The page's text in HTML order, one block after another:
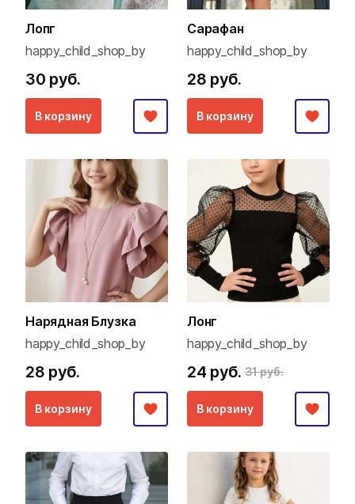
Лопг
happy_child_shop_by
30 руб.
В корзину
Сарафан
happy_child_shop_by
28 руб.
В корзину
Нарядная Блузка
happy_child_shop_by
28 руб.
В корзину
Лонг
happy_child_shop_by
24 руб. 31 руб.
В корзину